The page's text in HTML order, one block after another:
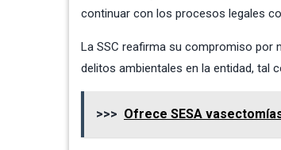
continuar con los procesos legales
La SSC reafirma su compromiso por
delitos ambientales en la entidad, tal
>>> Ofrece SESA